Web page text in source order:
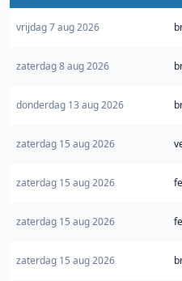
vrijdag 7 aug 2026
zaterdag 8 aug 2026
donderdag 13 aug 2026
zaterdag 15 aug 2026
zaterdag 15 aug 2026
zaterdag 15 aug 2026
zaterdag 15 aug 2026